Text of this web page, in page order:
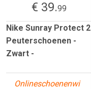
€ 39.99
Nike Sunray Protect 2
Peuterschoenen -
Zwart -
Onlineschoenenwi